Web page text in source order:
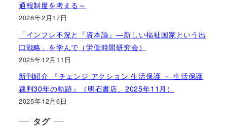
通報制度を考える～
2026年2月17日
「インフレ不況と『資本論』―新しい福祉国家という出
口戦略」を学んで（労働時間研究会）
2025年12月11日
新刊紹介 『チェンジ アクション 生活保護 － 生活保護
裁判30年の軌跡』（明石書店、2025年11月）
2025年12月6日
タグ